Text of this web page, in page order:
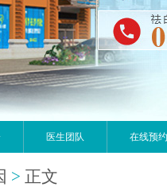
医生团队 在线预约
> 正文